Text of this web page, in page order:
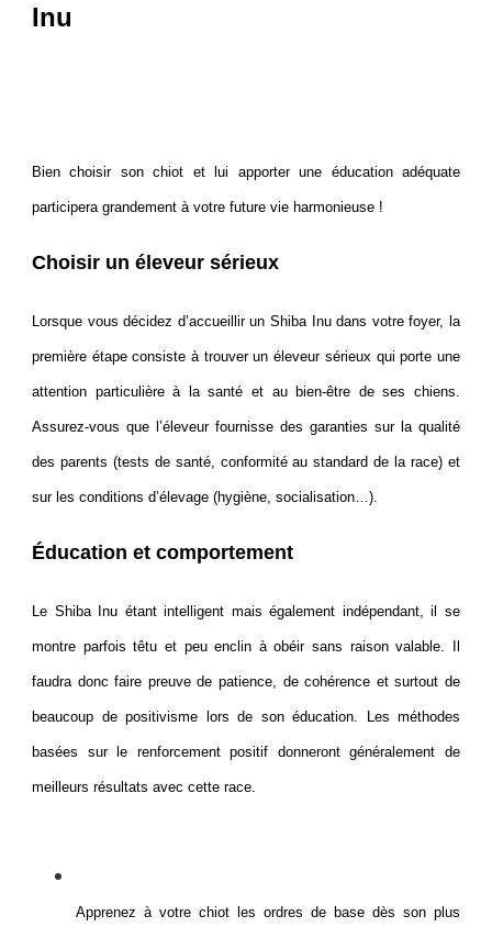
Inu
Bien choisir son chiot et lui apporter une éducation adéquate
participera grandement à votre future vie harmonieuse !
Choisir un éleveur sérieux
Lorsque vous décidez d’accueillir un Shiba Inu dans votre foyer, la
première étape consiste à trouver un éleveur sérieux qui porte une
attention particulière à la santé et au bien-être de ses chiens.
Assurez-vous que l’éleveur fournisse des garanties sur la qualité
des parents (tests de santé, conformité au standard de la race) et
sur les conditions d’élevage (hygiène, socialisation…).
Éducation et comportement
Le Shiba Inu étant intelligent mais également indépendant, il se
montre parfois têtu et peu enclin à obéir sans raison valable. Il
faudra donc faire preuve de patience, de cohérence et surtout de
beaucoup de positivisme lors de son éducation. Les méthodes
basées sur le renforcement positif donneront généralement de
meilleurs résultats avec cette race.
Apprenez à votre chiot les ordres de base dès son plus